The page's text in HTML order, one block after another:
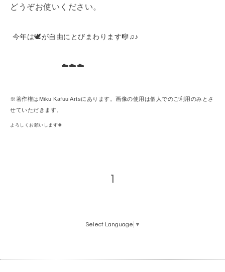
どうぞお使いください。
今年は🕊が自由にとびまわります🎼♫♪
☁️☁️☁️
※著作権はMiku Kafuu Artsにあります。画像の使用は個人でのご利用のみとさ
せていただきます。
よろしくお願いします🍀
1
Select Language ▼